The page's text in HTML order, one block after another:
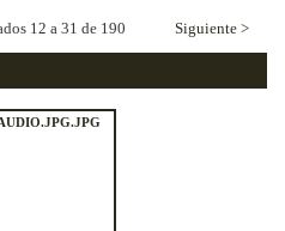
12 a 31 de 190 Siguiente >